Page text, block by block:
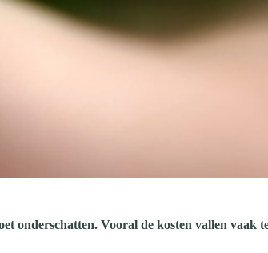
onderschatten. Vooral de kosten vallen vaak